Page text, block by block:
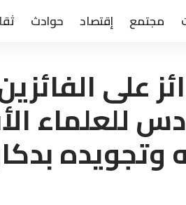
مجتمع إقتصاد حوادث
على
للعلماء
وتجويده